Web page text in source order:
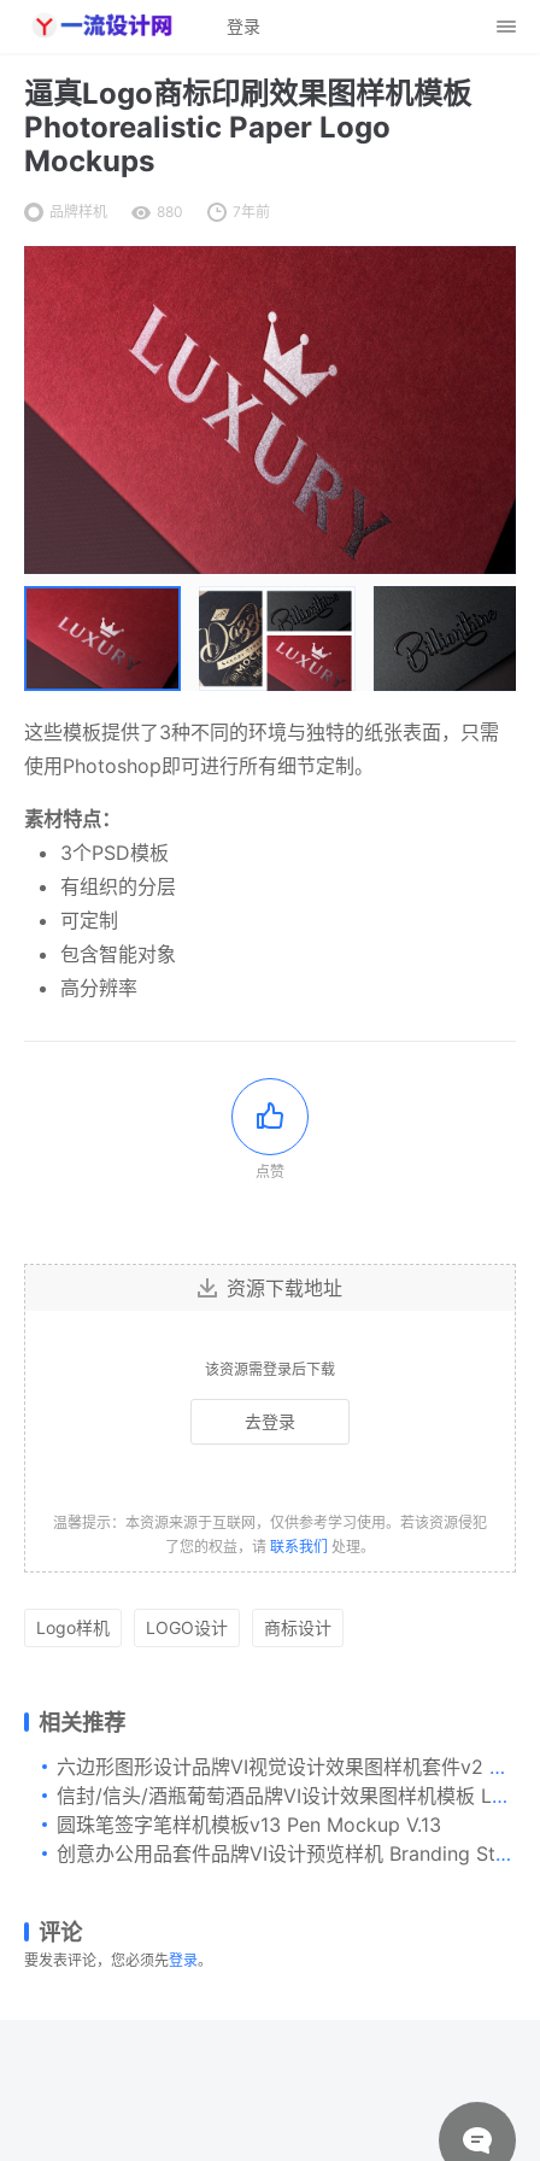
登录
逼真Logo商标印刷效果图样机模板
Photorealistic Paper Logo
Mockups
品牌样机 880 7年前
这些模板提供了3种不同的环境与独特的纸张表面，只需
使用Photoshop即可进行所有细节定制。
素材特点：
3个PSD模板
有组织的分层
可定制
包含智能对象
高分辨率
点赞
资源下载地址
该资源需登录后下载
去登录
温馨提示：本资源来源于互联网，仅供参考学习使用。若该资源侵犯
了您的权益，请 联系我们 处理。
Logo样机 LOGO设计 商标设计
相关推荐
六边形图形设计品牌VI视觉设计效果图样机套件v2 Hexamed Branding Mockup
信封/信头/酒瓶葡萄酒品牌VI设计效果图样机模板 Letterhead, Wine Bottle, Envelope Mockup
圆珠笔签字笔样机模板v13 Pen Mockup V.13
创意办公用品套件品牌VI设计预览样机 Branding Stationery Mockups
评论
要发表评论，您必须先登录。